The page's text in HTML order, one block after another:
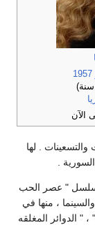
. لها
.
" عصر الحب
، منها في
المغلقه